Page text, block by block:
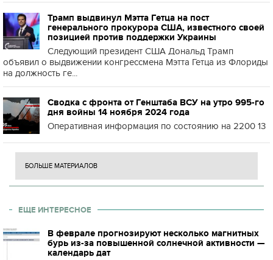
Трамп выдвинул Мэтта Гетца на пост
генерального прокурора США, известного своей
позицией против поддержки Украины
Следующий президент США Дональд Трамп
объявил о выдвижении конгрессмена Мэтта Гетца из Флориды
на должность ге...
Сводка с фронта от Генштаба ВСУ на утро 995-го
дня войны 14 ноября 2024 года
Оперативная информация по состоянию на 2200 13
БОЛЬШЕ МАТЕРИАЛОВ
ЕЩЕ ИНТЕРЕСНОЕ
В феврале прогнозируют несколько магнитных
бурь из-за повышенной солнечной активности —
календарь дат